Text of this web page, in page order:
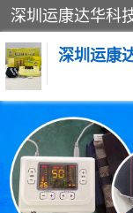
深圳运康
多功能治疗仪
中低频治疗仪